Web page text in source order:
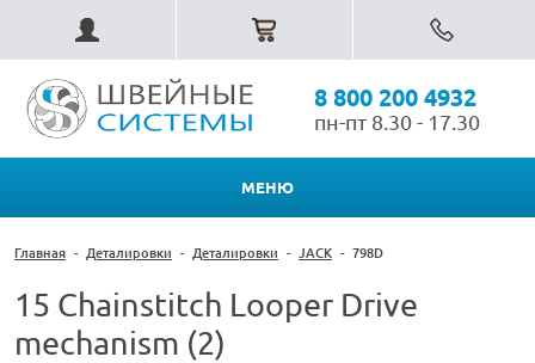
8 800 200 4932
пн-пт 8.30 - 17.30
МЕНЮ
Главная - Деталировки - Деталировки - JACK - 798D
15 Chainstitch Looper Drive
mechanism (2)